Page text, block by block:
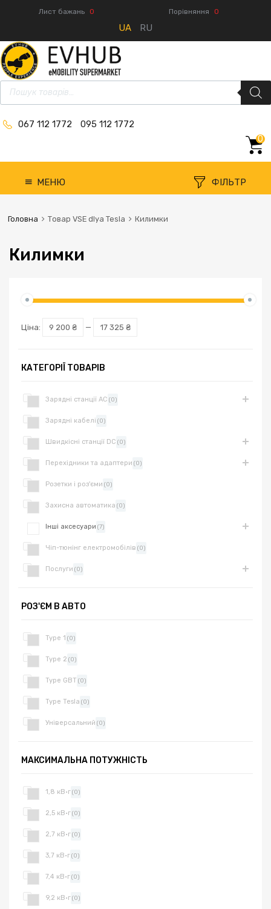
Лист бажань 0 Порівняння 0
UA RU
067 112 1772 095 112 1772
0
МЕНЮ ФІЛЬТР
Головна Товар VSE dlya Tesla Килимки
Килимки
Ціна: 9 200 ₴ — 17 325 ₴
КАТЕГОРІЇ ТОВАРІВ
Зарядні станції AC (0)
Зарядні кабелі (0)
Швидкісні станції DC (0)
Перехідники та адаптери (0)
Розетки і роз'єми (0)
Захисна автоматика (0)
Інші аксесуари (7)
Чіп-тюнінг електромобілів (0)
Послуги (0)
РОЗ'ЄМ В АВТО
Type 1 (0)
Type 2 (0)
Type GBT (0)
Type Tesla (0)
Універсальний (0)
МАКСИМАЛЬНА ПОТУЖНІСТЬ
1,8 кВ·г(0)
2,5 кВ·г(0)
2,7 кВ·г(0)
3,7 кВ·г(0)
7,4 кВ·г(0)
9,2 кВ·г(0)